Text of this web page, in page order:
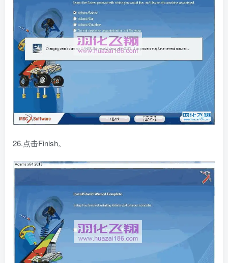
26.点击Finish。